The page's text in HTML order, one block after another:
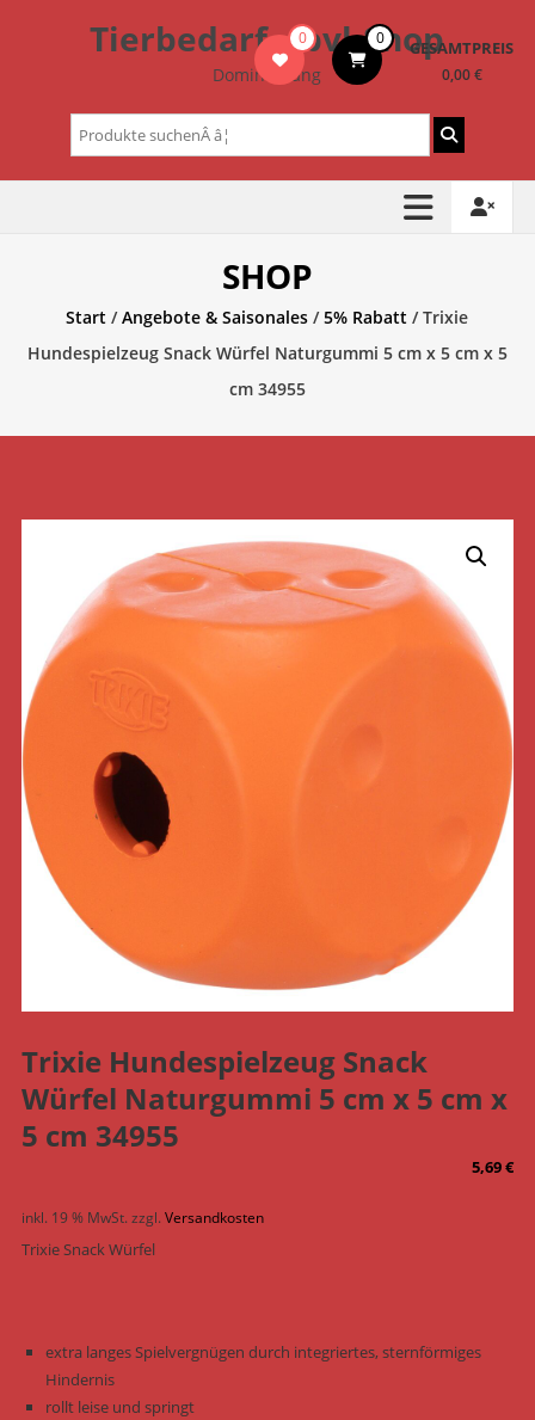
Tierbedarf – bvl-Shop
Dominik Lang
0 0 GESAMTPREIS
0,00 €
Suchen
nach:
SHOP
Start /Angebote & Saisonales /5% Rabatt / Trixie
Hundespielzeug Snack Würfel Naturgummi 5 cm x 5 cm x 5
cm 34955
Trixie Hundespielzeug Snack
Würfel Naturgummi 5 cm x 5 cm x
5 cm 34955
5,69€
inkl. 19 % MwSt. zzgl. Versandkosten
Trixie Snack Würfel
extra langes Spielvergnügen durch integriertes, sternförmiges
Hindernis
rollt leise und springt